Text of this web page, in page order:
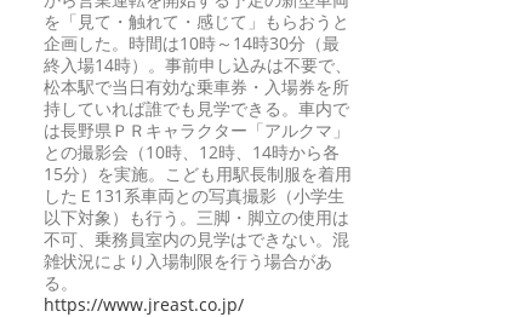
を「見て・触れて・感じて」もらおうと
企画した。時間は10時～14時30分（最
終入場14時）。事前申し込みは不要で、
松本駅で当日有効な乗車券・入場券を所
持していれば誰でも見学できる。車内で
は長野県ＰＲキャラクター「アルクマ」
との撮影会（10時、12時、14時から各
15分）を実施。こども用駅長制服を着用
したＥ131系車両との写真撮影（小学生
以下対象）も行う。三脚・脚立の使用は
不可、乗務員室内の見学はできない。混
雑状況により入場制限を行う場合があ
る。
https://www.jreast.co.jp/